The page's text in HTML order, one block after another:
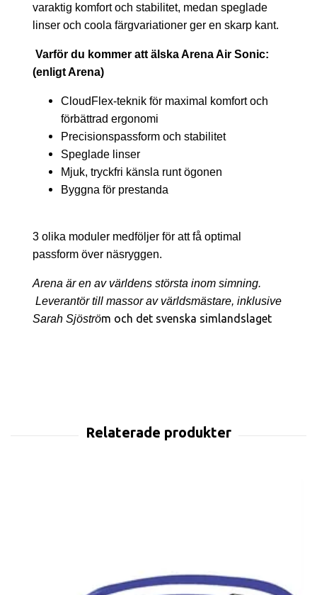
varaktig komfort och stabilitet, medan speglade
linser och coola färgvariationer ger en skarp kant.
Varför du kommer att älska Arena Air Sonic:
(enligt Arena)
CloudFlex-teknik för maximal komfort och
förbättrad ergonomi
Precisionspassform och stabilitet
Speglade linser
Mjuk, tryckfri känsla runt ögonen
Byggna för prestanda
3 olika moduler medföljer för att få optimal
passform över näsryggen.
Arena är en av världens största inom simning.
Leverantör till massor av världsmästare, inklusive
Sarah Sjöström och det svenska simlandslaget